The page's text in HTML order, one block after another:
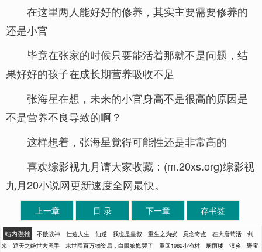
在这里两人能好好的修养，其实主要需要修养的
还是小官
毕竟在张家的时候只要能活着那就不是问题，结
果好好的孩子在成长期营养吸收不足
张海星在想，未来的小官身高不是很高的原因是
不是营养不良导致的啊？
这样想着，张海星觉得可能性还是非常高的
喜欢综影视九月请大家收藏：(m.20xs.org)综影视
九月20小说网更新速度全网最快。
上一章 目 录 下一章 存书签
站内强推 不败战神 仕途人生 仙逆 我也是皇叔 重生之为蚁 意念奇点 在大唐苟活
剑
来
遮天之绝世大黑手 末世囤百万物资后，白眼狼悔哭了 重回1982小渔村 烟雨楼 汉乡
聚宝